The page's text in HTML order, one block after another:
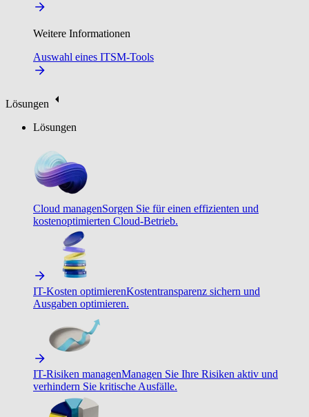
Weitere Informationen
Auswahl eines ITSM-Tools
Lösungen
Lösungen
Cloud managenSorgen Sie für einen effizienten und
kostenoptimierten Cloud-Betrieb.
IT-Kosten optimierenKostentransparenz sichern und
Ausgaben optimieren.
IT-Risiken managenManagen Sie Ihre Risiken aktiv und
verhindern Sie kritische Ausfälle.